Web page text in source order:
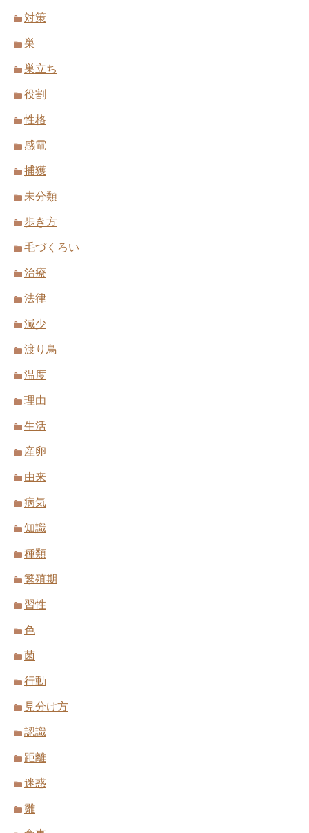
対策
巣
巣立ち
役割
性格
感電
捕獲
未分類
歩き方
毛づくろい
治療
法律
減少
渡り鳥
温度
理由
生活
産卵
由来
病気
知識
種類
繁殖期
習性
色
菌
行動
見分け方
認識
距離
迷惑
雛